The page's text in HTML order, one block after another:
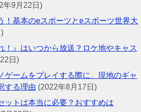
年9月22日)
！基本のeスポーツとeスポーツ世界大
！』はいつから放送？ロケ地やキャス
日)
ゲームをプレイする際に、現地のギャ
する理由 (2022年8月17日)
ットは本当に必要？おすすめは